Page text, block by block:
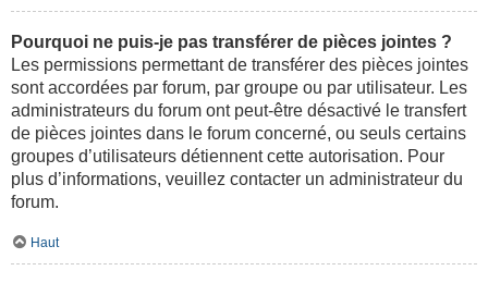
Pourquoi ne puis-je pas transférer de pièces jointes ?
Les permissions permettant de transférer des pièces jointes
sont accordées par forum, par groupe ou par utilisateur. Les
administrateurs du forum ont peut-être désactivé le transfert
de pièces jointes dans le forum concerné, ou seuls certains
groupes d’utilisateurs détiennent cette autorisation. Pour
plus d’informations, veuillez contacter un administrateur du
forum.
Haut